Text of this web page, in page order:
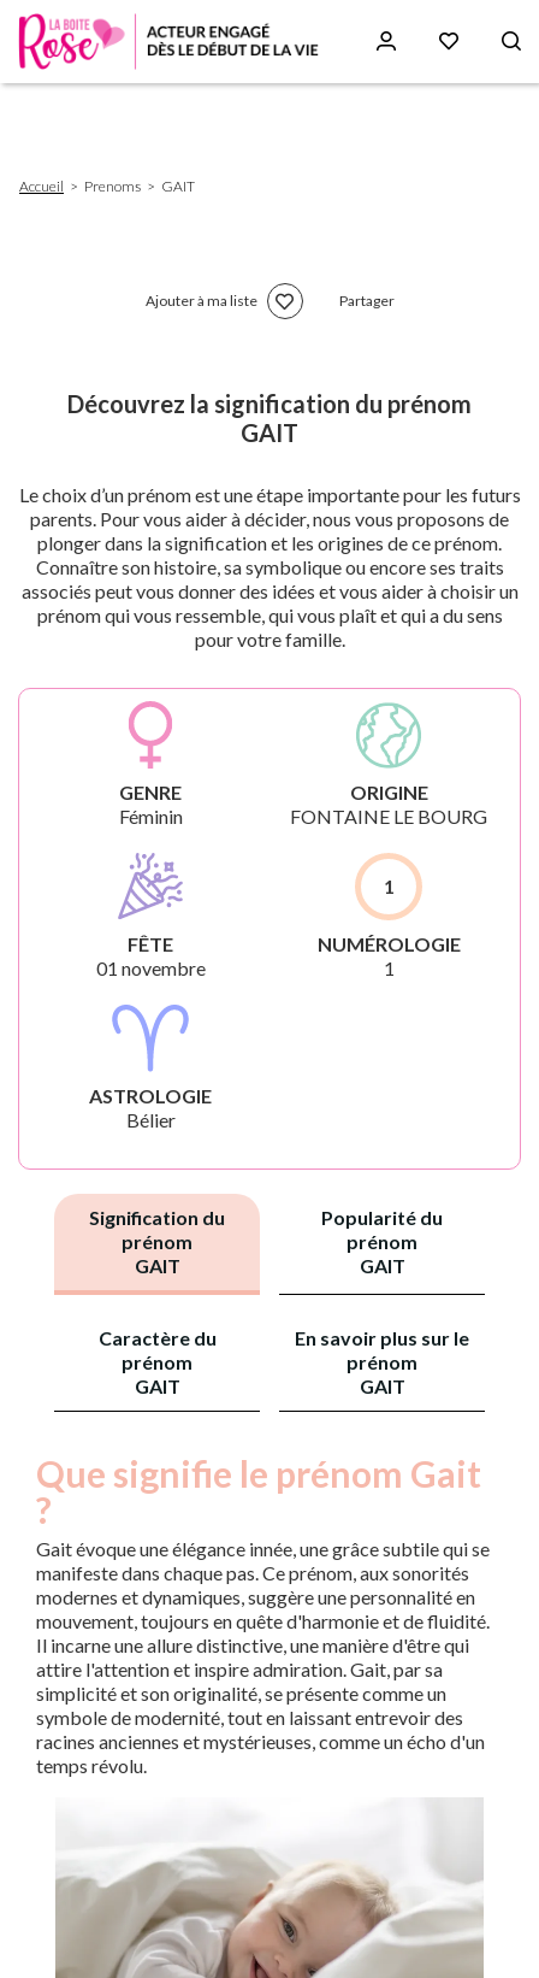
d'Ariane
Accueil Prenoms GAIT
Ajouter à ma liste Partager
Découvrez la signification du prénom
GAIT
Le choix d’un prénom est une étape importante pour les futurs
parents. Pour vous aider à décider, nous vous proposons de
plonger dans la signification et les origines de ce prénom.
Connaître son histoire, sa symbolique ou encore ses traits
associés peut vous donner des idées et vous aider à choisir un
prénom qui vous ressemble, qui vous plaît et qui a du sens
pour votre famille.
GENRE
Féminin
ORIGINE
FONTAINE LE BOURG
FÊTE
01 novembre
1
NUMÉROLOGIE
1
ASTROLOGIE
Bélier
Signification du
prénom
GAIT
Popularité du
prénom
GAIT
Caractère du
prénom
GAIT
En savoir plus sur le
prénom
GAIT
Que signifie le prénom Gait
?
Gait évoque une élégance innée, une grâce subtile qui se
manifeste dans chaque pas. Ce prénom, aux sonorités
modernes et dynamiques, suggère une personnalité en
mouvement, toujours en quête d'harmonie et de fluidité.
Il incarne une allure distinctive, une manière d'être qui
attire l'attention et inspire admiration. Gait, par sa
simplicité et son originalité, se présente comme un
symbole de modernité, tout en laissant entrevoir des
racines anciennes et mystérieuses, comme un écho d'un
temps révolu.